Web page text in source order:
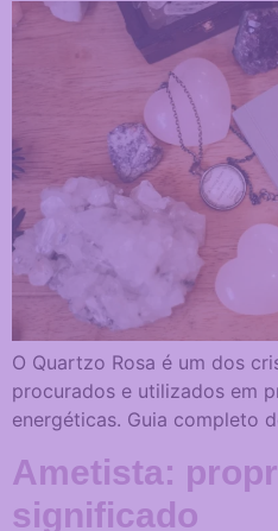
O Quartzo Rosa é um dos
procurados e utilizados em
energéticas. Guia completo
Ametista:
significado